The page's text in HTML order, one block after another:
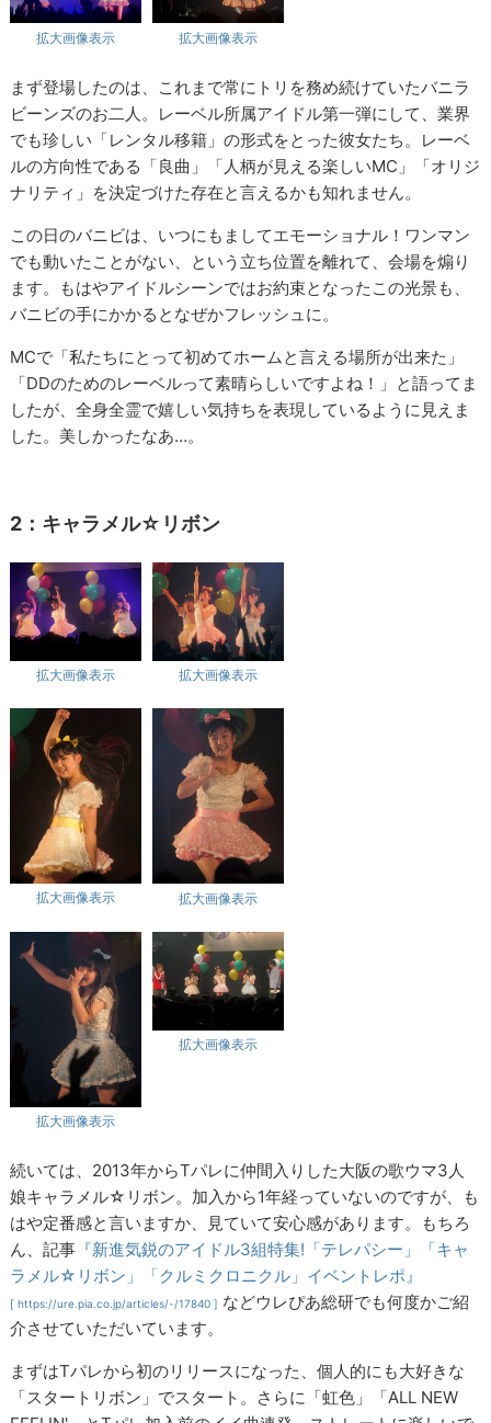
拡大画像表示 拡大画像表示
まず登場したのは、これまで常にトリを務め続けていたバニラ
ビーンズのお二人。レーベル所属アイドル第一弾にして、業界
でも珍しい「レンタル移籍」の形式をとった彼女たち。レーベ
ルの方向性である「良曲」「人柄が見える楽しいMC」「オリジ
ナリティ」を決定づけた存在と言えるかも知れません。
この日のバニビは、いつにもましてエモーショナル！ワンマン
でも動いたことがない、という立ち位置を離れて、会場を煽り
ます。もはやアイドルシーンではお約束となったこの光景も、
バニビの手にかかるとなぜかフレッシュに。
MCで「私たちにとって初めてホームと言える場所が出来た」
「DDのためのレーベルって素晴らしいですよね！」と語ってま
したが、全身全霊で嬉しい気持ちを表現しているように見えま
した。美しかったなあ…。
2：キャラメル☆リボン
拡大画像表示 拡大画像表示
拡大画像表示 拡大画像表示
拡大画像表示
拡大画像表示
続いては、2013年からTパレに仲間入りした大阪の歌ウマ3人
娘キャラメル☆リボン。加入から1年経っていないのですが、も
はや定番感と言いますか、見ていて安心感があります。もちろ
ん、記事 『新進気鋭のアイドル3組特集!「テレパシー」「キャ
ラメル☆リボン」「クルミクロニクル」イベントレポ』
[ https://ure.pia.co.jp/articles/-/17840 ] などウレぴあ総研でも何度かご紹
介させていただいています。
まずはTパレから初のリリースになった、個人的にも大好きな
「スタートリボン」でスタート。さらに「虹色」「ALL NEW